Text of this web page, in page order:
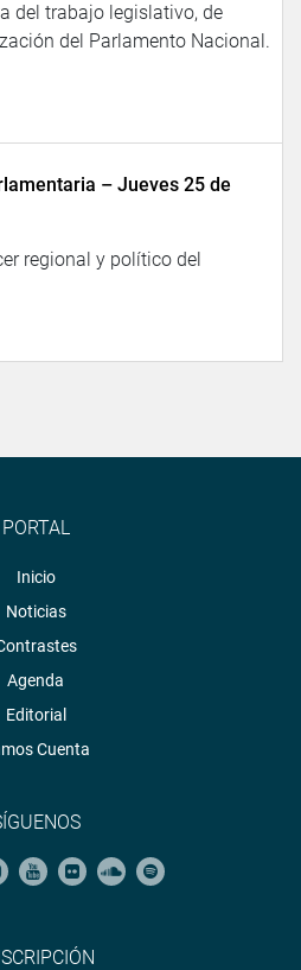
del trabajo legislativo, de
del Parlamento Nacional.
– Jueves 25 de
regional y político del
PORTAL
Inicio
Noticias
Agenda
Editorial
Cuenta